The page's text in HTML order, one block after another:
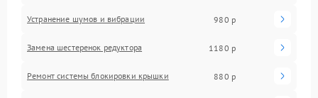
Устранение шумов и вибрации 980 р
Замена шестеренок редуктора 1180 р
Ремонт системы блокировки крышки 880 р